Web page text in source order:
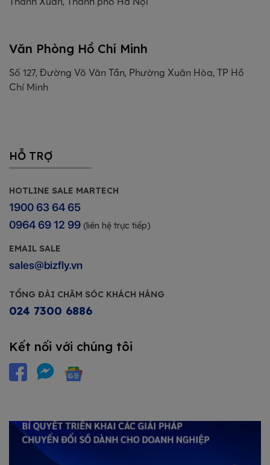
Văn Phòng Hồ Chí Minh
Số 127, Đường Võ Văn Tần, Phường Xuân Hòa, TP Hồ
Chí Minh
HỖ TRỢ
HOTLINE SALE MARTECH
1900 63 64 65
0964 69 12 99 (liên hệ trực tiếp)
EMAIL SALE
sales@bizfly.vn
TỔNG ĐÀI CHĂM SÓC KHÁCH HÀNG
024 7300 6886
Kết nối với chúng tôi